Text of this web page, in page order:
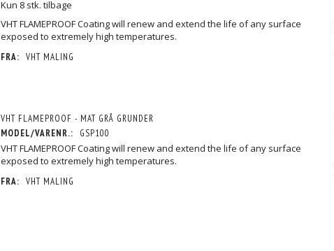
Kun 8 stk. tilbage
VHT FLAMEPROOF Coating will renew and extend the life of any surface
exposed to extremely high temperatures.
FRA: VHT MALING
VHT FLAMEPROOF - MAT GRÅ GRUNDER
MODEL/VARENR.:
GSP100
VHT FLAMEPROOF Coating will renew and extend the life of any surface
exposed to extremely high temperatures.
FRA: VHT MALING